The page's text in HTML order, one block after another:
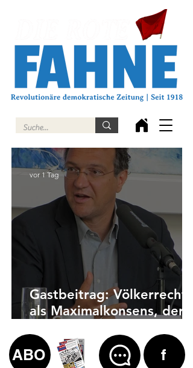
Gastbeitrag: Völkerrecht
als Maximalkonsens, der
vor 1 Tag
ABO f